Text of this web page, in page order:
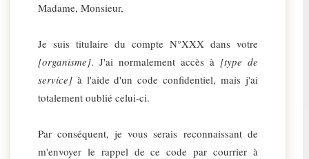
Madame, Monsieur,
Je suis titulaire du compte N°XXX dans votre
[organisme]. J'ai normalement accès à [type de
service] à l'aide d'un code confidentiel, mais j'ai
totalement oublié celui-ci.
Par conséquent, je vous serais reconnaissant de
m'envoyer le rappel de ce code par courrier à